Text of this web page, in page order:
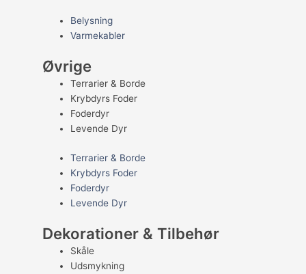
Belysning
Varmekabler
Øvrige
Terrarier & Borde
Krybdyrs Foder
Foderdyr
Levende Dyr
Terrarier & Borde
Krybdyrs Foder
Foderdyr
Levende Dyr
Dekorationer & Tilbehør
Skåle
Udsmykning